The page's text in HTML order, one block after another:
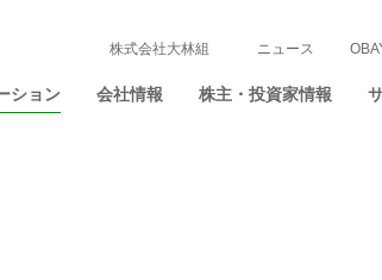
ション 会社情報 株主・投資家情報
株式会社大林組 ニュース